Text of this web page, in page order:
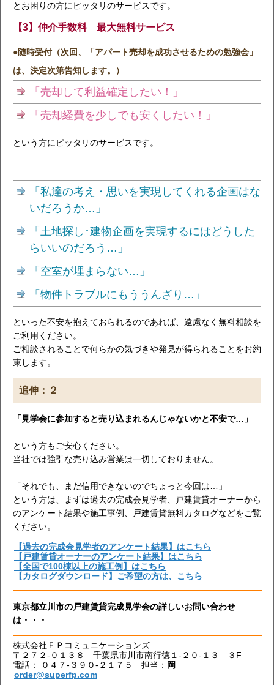
とお困りの方にピッタリのサービスです。
【3】仲介手数料 最大無料サービス
●随時受付（次回、「アパート売却を成功させるための勉強会」
は、決定次第告知します。）
「売却して利益確定したい！」
「売却経費を少しでも安くしたい！」
という方にピッタリのサービスです。
「私達の考え・思いを実現してくれる企画はな
いだろうか…」
「土地探し･建物企画を実現するにはどうした
らいいのだろう…」
「空室が埋まらない…」
「物件トラブルにもううんざり…」
といった不安を抱えておられるのであれば、遠慮なく無料相談を
ご利用ください。
ご相談されることで何らかの気づきや発見が得られることをお約
束します。
追伸：２
「見学会に参加すると売り込まれるんじゃないかと不安で…」
という方もご安心ください。
当社では強引な売り込み営業は一切しておりません。
「それでも、まだ信用できないのでちょっと今回は…」
という方は、まずは過去の完成会見学者、戸建賃貸オーナーから
のアンケート結果や施工事例、戸建賃貸無料カタログなどをご覧
ください。
【過去の完成会見学者のアンケート結果】はこちら
【戸建賃貸オーナーのアンケート結果】はこちら
【全国で100棟以上の施工例】はこちら
【カタログダウンロード】ご希望の方は、こちら
東京都立川市の戸建賃貸完成見学会の詳しいお問い合わせ
は・・・
株式会社ＦＰコミュニケーションズ
〒２７２-０１３８ 千葉県市川市南行徳１-２０-１３ ３F
電話： ０４７-３９０-２１７５ 担当： 岡
order@superfp.com